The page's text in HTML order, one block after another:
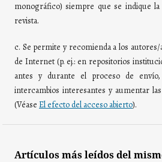
monográfico) siempre que se indique
revista.
c. Se permite y recomienda a los
de Internet (p. ej.: en repositorios
antes y durante el proceso de
intercambios interesantes y aumentar
(Véase El efecto del acceso abierto).
Artículos más leídos del